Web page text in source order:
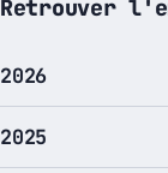
Retrouver
2026
2025